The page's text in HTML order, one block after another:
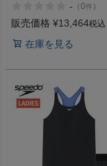
- （0件 ）
販売価格 ¥13,464税込
在庫を見る